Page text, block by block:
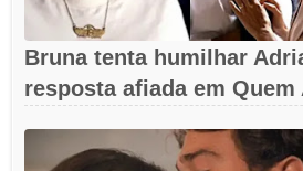
Bruna tenta humilhar
resposta afiada em Quem